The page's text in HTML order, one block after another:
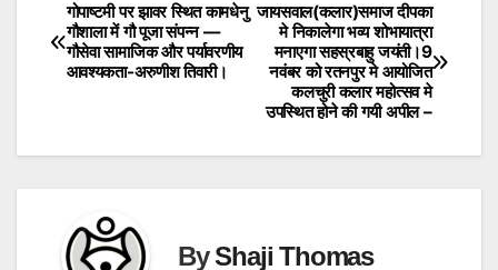
Post
navigation
जायसवाल(कलार)समाज दीपका
मे निकालेगा भव्य शोभायात्रा
मनाएगा सहस्रबाहु जयंती।9
नवंबर को रतनपुर मे आयोजित
कलचुरी कलार महोत्सव मे
उपस्थित होने की गयी अपील –
गोपाष्टमी पर झावर स्थित कामधेनु
गौशाला में गौ पूजा संपन्न —
गौसेवा सामाजिक और पर्यावरणीय
आवश्यकता-अरुणीश तिवारी।
ByShaji Thomas